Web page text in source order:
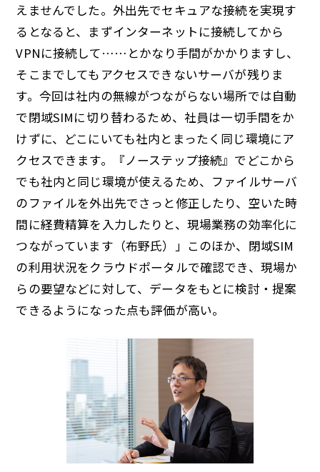
えませんでした。外出先でセキュアな接続を実現す
るとなると、まずインターネットに接続してから
VPNに接続して……とかなり手間がかかりますし、
そこまでしてもアクセスできないサーバが残りま
す。今回は社内の無線がつながらない場所では自動
で閉域SIMに切り替わるため、社員は一切手間をか
けずに、どこにいても社内とまったく同じ環境にア
クセスできます。『ノーステップ接続』でどこから
でも社内と同じ環境が使えるため、ファイルサーバ
のファイルを外出先でさっと修正したり、空いた時
間に経費精算を入力したりと、現場業務の効率化に
つながっています（布野氏）」このほか、閉域SIM
の利用状況をクラウドポータルで確認でき、現場か
らの要望などに対して、データをもとに検討・提案
できるようになった点も評価が高い。